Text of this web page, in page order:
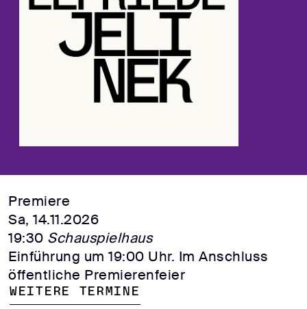
e
Premiere
Sa, 14.11.2026
19:30 Schauspielhaus
Einführung um 19:00 Uhr. Im Anschluss
öffentliche Premierenfeier
Weitere Termine